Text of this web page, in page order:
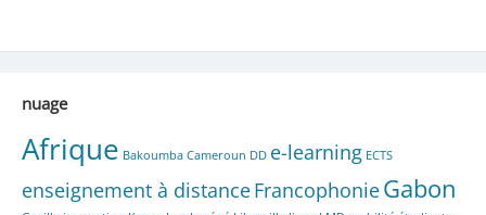
nuage
Afrique Bakoumba Cameroun DD e-learning ECTS
enseignement à distanceFrancophonieGabon